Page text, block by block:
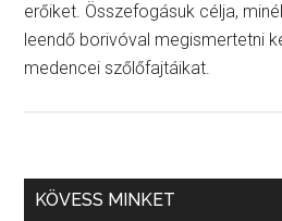
erőiket. Összefogásuk célja,
leendő borivóval megismertetni
medencei szőlőfajtáikat.
KÖVESS MINKET